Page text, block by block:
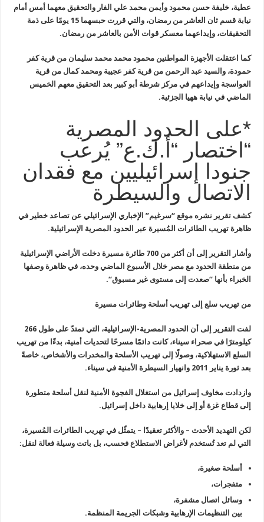
عطية، خليفة حسن محمود وأيمن محمد علي الفار والتحقيق معهما أمس أمام
نيابة قسم ثان العاشر من رمضان، والتي قررت حبسهما 15 يومًا على ذمة
التحقيقات، وإيداعهما معسكر قوات الأمن بالعاشر من رمضان.
كما اعتقلت الأجهزة المواطنين محمود محمد محمد سليمان من قرية كفر
حمودة، والسيد عبد الرحمن من قرية كفر عجيبة ومحمد كمال من قرية
العواسجة وإيداعهم في مركز شرطة أبو كبير بعد التحقيق معهم الخميس
الماضي في نيابة ههيا الجزئية.
*على الحدود المصرية
“اختصار “أ.ك.ع” يُرعب
جنودا إسرائيليين مع فقدان
الاتصال والسيطرة
كشف تقرير نشره موقع “سرغيم” الإخباري الإسرائيلي عن تصاعد خطير في
ظاهرة تهريب الطائرات المُسيرة عبر الحدود المصرية الإسرائيلية.
وأشار
التقرير إلى أن أكثر من 700 طائرة مسيرة دخلت الأراضي الإسرائيلية
من منطقة الحدود مع مصر خلال الأسبوع الماضي وحده، في ظاهرة وصفها
الخبراء بأنها “صعدت إلى مستوى غير مسبوق“.
من تهريب سلع إلى تهريب أسلحة وطائرات مسيرة
لفت التقرير إلى أن الحدود المصرية-الإسرائيلية، التي تمتدّ على طول 266
كيلومترًا في صحراء سيناء، كانت دائمًا مسرحًا لتحديات أمنية، بدءًا من تهريب
السلع الاستهلاكية، وصولًا إلى تهريب الأسلحة والمخدرات والأشخاص، خاصةً
بعد ثورة يناير 2011 وانهيار السيطرة الأمنية في سيناء
.
وازدادت مخاوف إسرائيل من استغلال الفجوة الأمنية لنقل أسلحة متطورة
إلى قطاع غزة أو إلى خلايا إرهابية داخل إسرائيل.
لكن التهديد الأحدث – والأكثر تعقيدًا – يتمثّل في تهريب الطائرات المُسيرة،
التي لم تعد تُستخدم لأغراض الاستطلاع فحسب، بل باتت وسيلة فعالة لنقل:
أسلحة صغيرة،
متفجرات،
وسائل اتصال مشفرة،
بين التنظيمات الإرهابية وشبكات الجريمة المنظمة.